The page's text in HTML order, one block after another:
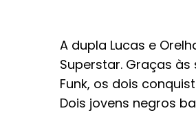
A dupla Lucas e
Superstar. Graças às
Funk, os dois
Dois jovens negros